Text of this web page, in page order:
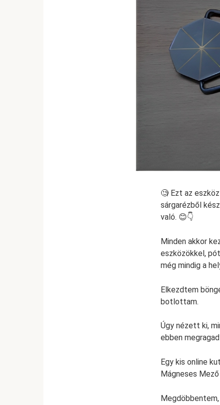
🧐 Ezt az
sárgarézből
való. 😊👇
Minden akkor
eszközökkel,
még mindig a
Elkezdtem
botlottam.
Úgy nézett ki,
ebben
Egy kis online
Mágneses